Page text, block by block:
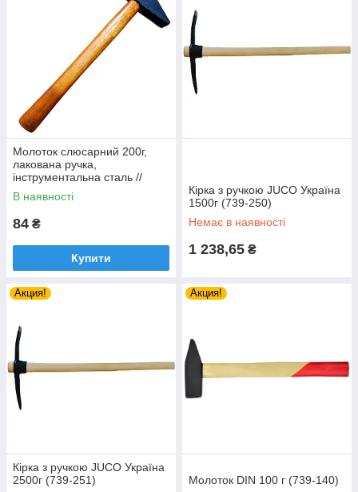
Молоток слюсарний 200г,
лакована ручка,
інструментальна сталь //
Україна (63-083-3)
В наявності
84 ₴
Купити
Кірка з ручкою JUCO Україна
1500г (739-250)
Немає в наявності
1 238,65 ₴
Акция!
Кірка з ручкою JUCO Україна
2500г (739-251)
Акция!
Молоток DIN 100 г (739-140)